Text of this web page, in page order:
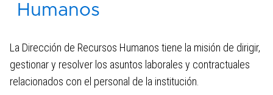
Humanos
La Dirección de Recursos Humanos tiene la misión de dirigir,
gestionar y resolver los asuntos laborales y contractuales
relacionados con el personal de la institución.